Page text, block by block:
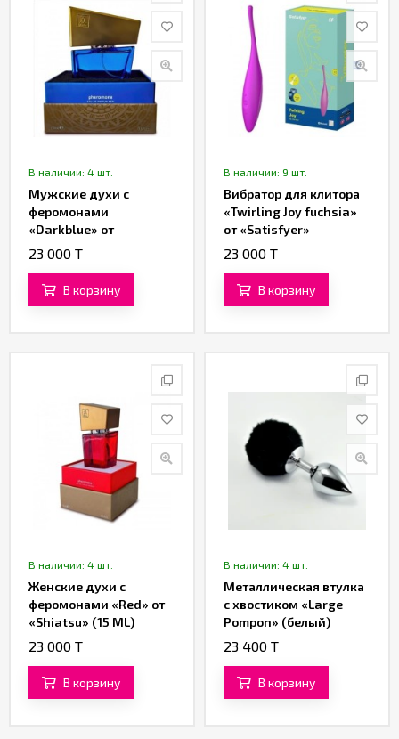
В наличии: 4 шт.
Мужские духи с
феромонами
«Darkblue» от
«Shiatsu» (15 ML)
23 000 T
В корзину
В наличии: 9 шт.
Вибратор для клитора
«Twirling Joy fuchsia»
от «Satisfyer»
23 000 T
В корзину
В наличии: 4 шт.
Женские духи с
феромонами «Red» от
«Shiatsu» (15 ML)
23 000 T
В корзину
В наличии: 4 шт.
Металлическая втулка
с хвостиком «Large
Pompon» (белый)
23 400 T
В корзину